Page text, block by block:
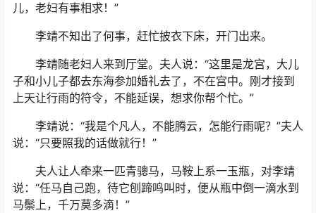
儿，老妇有事相求！”
李靖不知出了何事，赶忙披衣下床，开门出来。
李靖随老妇人来到厅堂。夫人说：“这里是龙宫，大儿
子和小儿子都去东海参加婚礼去了，不在宫中。刚才接到
上天让行雨的符令，不能延误，想求你帮个忙。”
李靖说：“我是个凡人，不能腾云，怎能行雨呢？”夫人
说：“只要照我的话做就行！”
夫人让人牵来一匹青骢马，马鞍上系一玉瓶，对李靖
说：“任马自己跑，待它刨蹄鸣叫时，便从瓶中倒一滴水到
马鬃上，千万莫多滴！”